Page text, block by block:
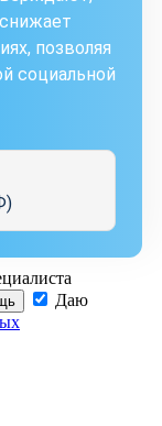
позволяя
социальной
Даю